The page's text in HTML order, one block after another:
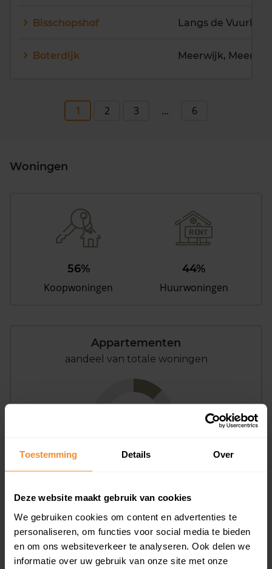
Toestemming Details Over
Deze website maakt gebruik van cookies
We gebruiken cookies om content en advertenties te
personaliseren, om functies voor social media te bieden
en om ons websiteverkeer te analyseren. Ook delen we
informatie over uw gebruik van onze site met onze
Bisschopshof Langs de Vuurlinie
Boterdijk Meerwijk,
1 2 3 ... 6
Woningen
56%
Koopwoningen
44%
Huurwoningen
Appartementen
aandeel van totale woningen